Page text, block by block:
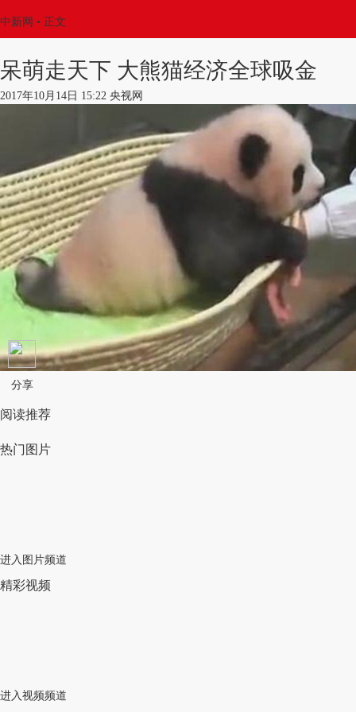
中新网 • 正文
呆萌走天下 大熊猫经济全球吸金
2017年10月14日 15:22 央视网
分享
阅读推荐
热门图片
进入图片频道
精彩视频
进入视频频道